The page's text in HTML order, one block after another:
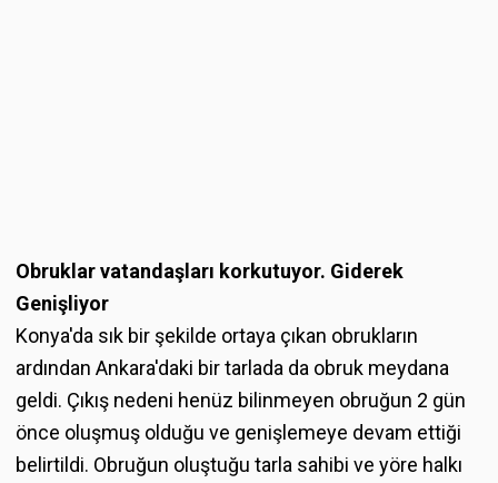
Obruklar vatandaşları korkutuyor. Giderek
Genişliyor
Konya'da sık bir şekilde ortaya çıkan obrukların
ardından Ankara'daki bir tarlada da obruk meydana
geldi. Çıkış nedeni henüz bilinmeyen obruğun 2 gün
önce oluşmuş olduğu ve genişlemeye devam ettiği
belirtildi. Obruğun oluştuğu tarla sahibi ve yöre halkı